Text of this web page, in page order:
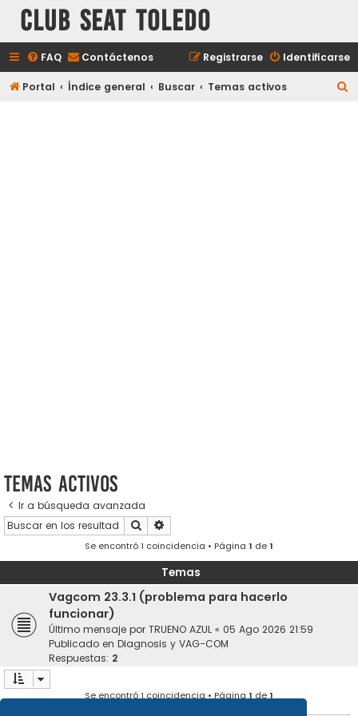
Club Seat Toledo
FAQ Contáctenos Identificarse
Registrarse
Portal Índice general Buscar Temas activos
Temas activos
Ir a búsqueda avanzada
Buscar
Se encontró 1 coincidencia • Página 1 de1
Temas
Vagcom 23.3.1 (problema para hacerlo
funcionar)
Último mensaje por TRUENO AZUL « 05 Ago 2026 21:59
Publicado en Diagnosis y VAG-COM
Respuestas: 2
Se encontró 1 coincidencia • Página1de1